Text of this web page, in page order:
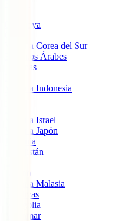
Camboya
Viajar a Corea del Sur
Emiratos Árabes
Filipinas
Viajar a Indonesia
Viajar a Israel
Viajar a Japón
Jordania
Kazajistán
Líbano
Viajar a Malasia
Maldivas
Mongolia
Myanmar